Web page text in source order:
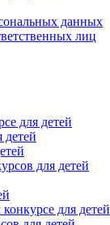
данных
лиц
для детей
детей
для детей
для детей